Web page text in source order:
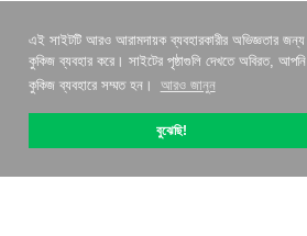
এই সাইটটি আরও আরামদায়ক ব্যবহারকারীর অভিজ্ঞতার জন্য
কুকিজ ব্যবহার করে। সাইটের পৃষ্ঠাগুলি দেখতে অবিরত, আপনি
কুকিজ ব্যবহারে সম্মত হন।
আরও জানুন
বুঝেছি!